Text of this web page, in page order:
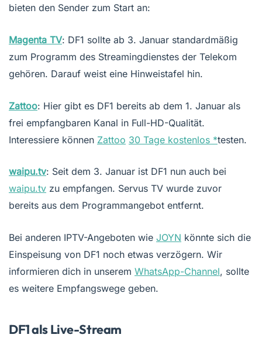
bieten den Sender zum Start an:
Magenta TV: DF1 sollte ab 3. Januar standardmäßig
zum Programm des Streamingdienstes der Telekom
gehören. Darauf weist eine Hinweistafel hin.
Zattoo: Hier gibt es DF1 bereits ab dem 1. Januar als
frei empfangbaren Kanal in Full-HD-Qualität.
Interessiere können Zattoo 30 Tage kostenlos testen.
waipu.tv: Seit dem 3. Januar ist DF1 nun auch bei
waipu.tv zu empfangen. Servus TV wurde zuvor
bereits aus dem Programmangebot entfernt.
Bei anderen IPTV-Angeboten wie JOYN könnte sich die
Einspeisung von DF1 noch etwas verzögern. Wir
informieren dich in unserem WhatsApp-Channel, sollte
es weitere Empfangswege geben.
DF1 als Live-Stream